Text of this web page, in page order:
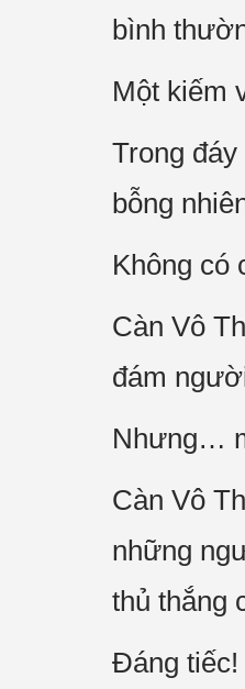
bình
Một kiếm
Trong
bỗng
Không có
Càn Vô
đám
Nhưng…
Càn Vô
những
thủ thắng
Đáng tiếc!